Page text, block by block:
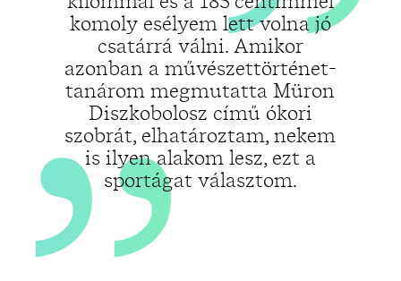
komoly esélyem lett volna jó
csatárrá válni. Amikor
azonban a művészettörténet-
tanárom megmutatta Müron
Diszkobolosz című ókori
szobrát, elhatároztam, nekem
is ilyen alakom lesz, ezt a
sportágat választom.